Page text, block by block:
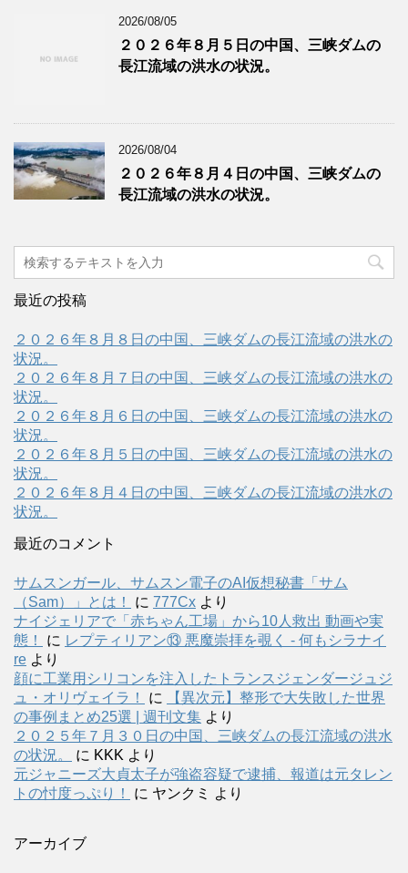
2026/08/05
２０２６年８月５日の中国、三峡ダムの
長江流域の洪水の状況。
2026/08/04
２０２６年８月４日の中国、三峡ダムの
長江流域の洪水の状況。
最近の投稿
２０２６年８月８日の中国、三峡ダムの長江流域の洪水の
状況。
２０２６年８月７日の中国、三峡ダムの長江流域の洪水の
状況。
２０２６年８月６日の中国、三峡ダムの長江流域の洪水の
状況。
２０２６年８月５日の中国、三峡ダムの長江流域の洪水の
状況。
２０２６年８月４日の中国、三峡ダムの長江流域の洪水の
状況。
最近のコメント
サムスンガール、サムスン電子のAI仮想秘書「サム
（Sam）」とは！
に 777Cx より
ナイジェリアで「赤ちゃん工場」から10人救出 動画や実
態！
に レプティリアン⑬ 悪魔崇拝を覗く - 何もシラナイ
re より
顔に工業用シリコンを注入したトランスジェンダージュジ
ュ・オリヴェイラ！
に
【異次元】整形で大失敗した世界
の事例まとめ25選 | 週刊文集 より
２０２５年７月３０日の中国、三峡ダムの長江流域の洪水
の状況。
に KKK より
元ジャニーズ大貞太子が強盗容疑で逮捕、報道は元タレン
トの忖度っぷり！
に ヤンクミ より
アーカイブ